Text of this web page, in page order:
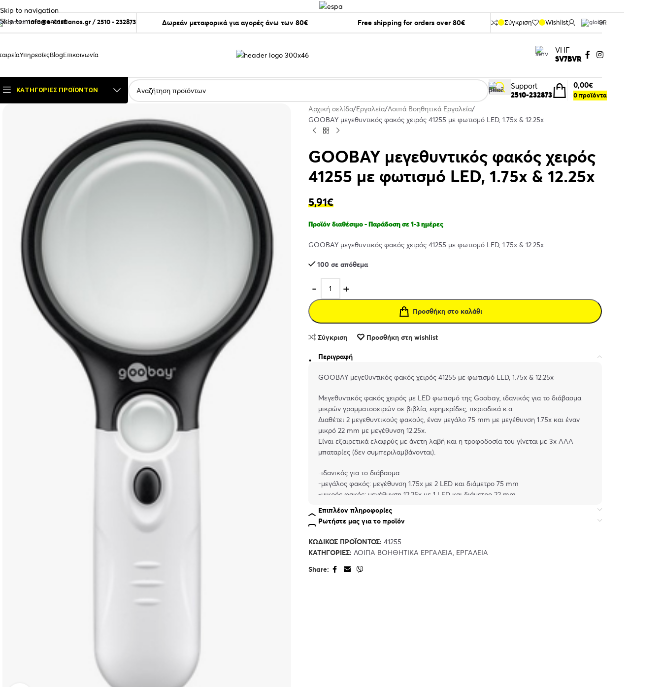
Skip to navigation
Skip to main content
info@e-xristianos.gr/2510 - 232873 Δωρεάν μεταφορικά για αγορές άνω των 80€ Free shipping for orders over 80€ Σύγκριση Wishlist GR
ΥπηρεσίεςBlogΕπικοινωνία
VHF
SV7BVR
ΚΑΤΗΓΟΡΊΕΣ ΠΡΟΪΌΝΤΩΝ
Support
2510-232873
0προϊόντα
0,00€
Αρχική σελίδα Εργαλεία Λοιπά Βοηθητικά Εργαλεία
GOOBAY μεγεθυντικός φακός χειρός 41255 με φωτισμό LED, 1.75x & 12.25x
GOOBAY μεγεθυντικός φακός χειρός
41255 με φωτισμό LED, 1.75x & 12.25x
5,91€
Προϊόν διαθέσιμο - Παράδοση σε 1-3 ημέρες
GOOBAY μεγεθυντικός φακός χειρός 41255 με φωτισμό LED, 1.75x & 12.25x
100 σε απόθεμα
Προσθήκη στο καλάθι
Σύγκριση Προσθήκη στη wishlist
Περιγραφή
GOOBAY μεγεθυντικός φακός χειρός 41255 με φωτισμό LED, 1.75x & 12.25x
Μεγεθυντικός φακός χειρός με LED φωτισμό της Goobay, ιδανικός για το διάβασμα
μικρών γραμματοσειρών σε βιβλία, εφημερίδες, περιοδικά κ.α.
Διαθέτει 2 μεγεθυντικούς φακούς, έναν μεγάλο 75 mm με μεγέθυνση 1.75x και έναν
μικρό 22 mm με μεγέθυνση 12.25x.
Είναι εξαιρετικά ελαφρύς με άνετη λαβή και η τροφοδοσία του γίνεται με 3x AAA
μπαταρίες (δεν συμπεριλαμβάνονται).
-ιδανικός για το διάβασμα
-μεγάλος φακός: μεγέθυνση 1.75x με 2 LED και διάμετρο 75 mm
-μικρός φακός: μεγέθυνση 12.25x με 1 LED και διάμετρο 22 mm
Τεχνικά χαρακτηριστικά
Max. performance: 0.24 W
Operating temperature: -5°C to 40°C
Επιπλέον πληροφορίες
Ρωτήστε μας για το προϊόν
ΚΩΔΙΚΌΣ ΠΡΟΪΌΝΤΟΣ: 41255
ΚΑΤΗΓΟΡΊΕΣ: ΛΟΙΠΆ ΒΟΗΘΗΤΙΚΆ ΕΡΓΑΛΕΊΑ ΕΡΓΑΛΕΊΑ
Share: